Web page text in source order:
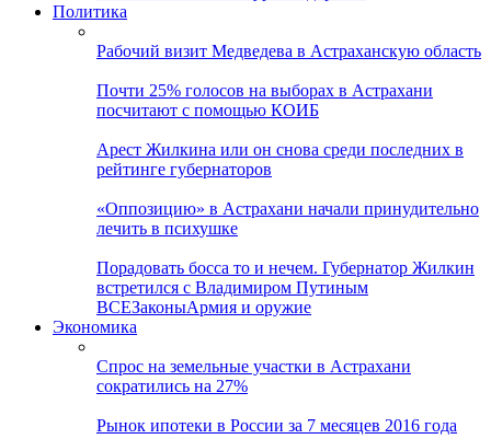
Политика
Рабочий визит Медведева в Астраханскую область
Почти 25% голосов на выборах в Астрахани
посчитают с помощью КОИБ
Арест Жилкина или он снова среди последних в
рейтинге губернаторов
«Оппозицию» в Астрахани начали принудительно
лечить в психушке
Порадовать босса то и нечем. Губернатор Жилкин
встретился с Владимиром Путиным
ВСЕЗаконыАрмия и оружие
Экономика
Спрос на земельные участки в Астрахани
сократились на 27%
Рынок ипотеки в России за 7 месяцев 2016 года